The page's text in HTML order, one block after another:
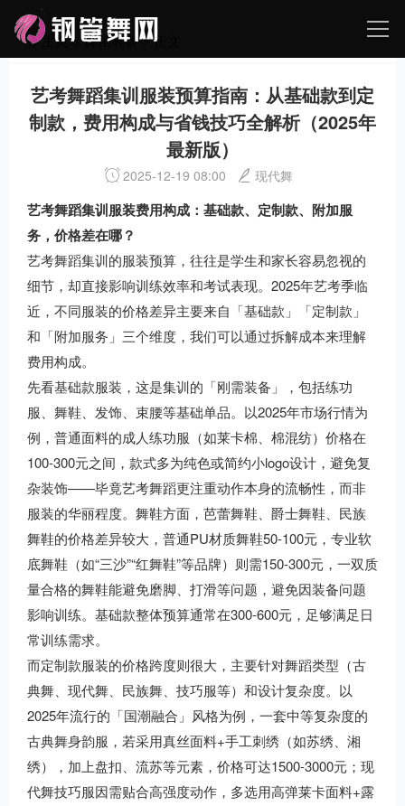
主页>舞蹈装备> 正文
艺考舞蹈集训服装预算指南：从基础款到定
制款，费用构成与省钱技巧全解析（2025年
最新版）
2025-12-19 08:00 现代舞
艺考舞蹈集训服装费用构成：基础款、定制款、附加服
务，价格差在哪？
艺考舞蹈集训的服装预算，往往是学生和家长容易忽视的
细节，却直接影响训练效率和考试表现。2025年艺考季临
近，不同服装的价格差异主要来自「基础款」「定制款」
和「附加服务」三个维度，我们可以通过拆解成本来理解
费用构成。
先看基础款服装，这是集训的「刚需装备」，包括练功
服、舞鞋、发饰、束腰等基础单品。以2025年市场行情为
例，普通面料的成人练功服（如莱卡棉、棉混纺）价格在
100-300元之间，款式多为纯色或简约小logo设计，避免复
杂装饰——毕竟艺考舞蹈更注重动作本身的流畅性，而非
服装的华丽程度。舞鞋方面，芭蕾舞鞋、爵士舞鞋、民族
舞鞋的价格差异较大，普通PU材质舞鞋50-100元，专业软
底舞鞋（如“三沙”“红舞鞋”等品牌）则需150-300元，一双质
量合格的舞鞋能避免磨脚、打滑等问题，避免因装备问题
影响训练。基础款整体预算通常在300-600元，足够满足日
常训练需求。
而定制款服装的价格跨度则很大，主要针对舞蹈类型（古
典舞、现代舞、民族舞、技巧服等）和设计复杂度。以
2025年流行的「国潮融合」风格为例，一套中等复杂度的
古典舞身韵服，若采用真丝面料+手工刺绣（如苏绣、湘
绣），加上盘扣、流苏等元素，价格可达1500-3000元；现
代舞技巧服因需贴合高强度动作，多选用高弹莱卡面料+露